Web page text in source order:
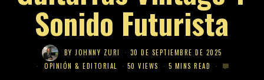
Sonido Futurista
BYJOHNNY ZURI
30 DE SEPTIEMBRE DE 2025
OPINIÓN & EDITORIAL
50 VIEWS 5 MINS READ